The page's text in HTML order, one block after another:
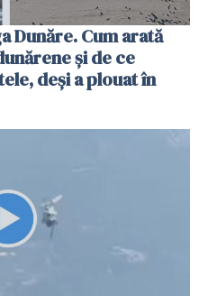
Dunăre. Cum arată
și de ce
deși a plouat în